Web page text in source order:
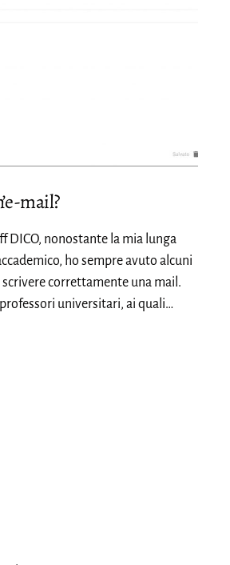
mail?
DICO, nonostante la mia lunga
ho sempre avuto alcuni
correttamente una mail.
universitari, ai quali…